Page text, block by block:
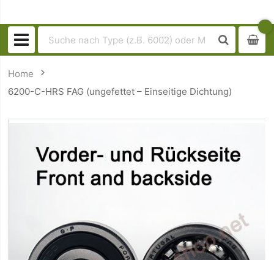
Home
6200-C-HRS FAG (ungefettet – Einseitige Dichtung)